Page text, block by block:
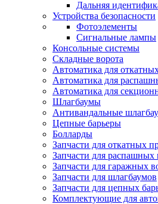
Дальняя
Устройства безопасности
Фотоэлементы
Сигнальные лампы
Консольные системы
Складные ворота
Автоматика для
Автоматика для
Автоматика для
Шлагбаумы
Антивандальные
Цепные барьеры
Болларды
Запчасти для откатных
Запчасти для распашных
Запчасти для гаражных
Запчасти для шлагбаумов
Запчасти для цепных
Комплектующие для